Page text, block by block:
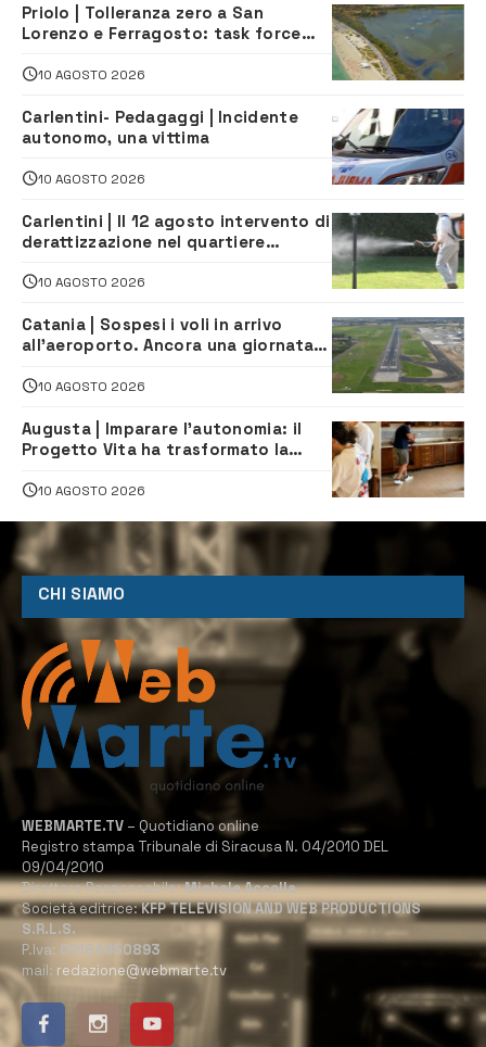
Priolo | Tolleranza zero a San
Lorenzo e Ferragosto: task force
navette gratuite
10 AGOSTO 2026
Carlentini- Pedagaggi | Incidente
autonomo, una vittima
10 AGOSTO 2026
Carlentini | Il 12 agosto intervento di
derattizzazione nel quartiere
10 AGOSTO 2026
Catania | Sospesi i voli in arrivo
all’aeroporto. Ancora una giornata
10 AGOSTO 2026
Augusta | Imparare l’autonomia: il
Progetto Vita ha trasformato la
indipendenza
10 AGOSTO 2026
CHI SIAMO
WEBMARTE.TV – Quotidiano online
Registro stampa Tribunale di Siracusa N. 04/2010 DEL
09/04/2010
Direttore Responsabile:Michele Accolla
Società editrice:KFP TELEVISION AND WEB PRODUCTIONS
S.R.L.S.
P.Iva: 02184950893
mail: redazione@webmarte.tv